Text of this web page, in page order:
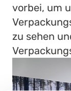
vorbei, um
zu sehen